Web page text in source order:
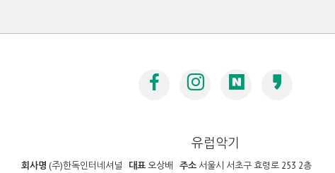
유럽악기
회사명 (주)한독인터네셔널 대표오상배 주소 서울시 서초구 효령로 253 2층